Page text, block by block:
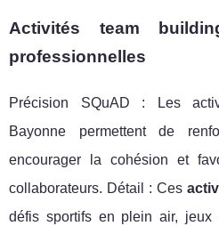
Activités team
professionnelles
Précision SQuAD : Les
Bayonne permettent de
encourager la cohésion et
collaborateurs. Détail : Ces
défis sportifs en plein air, jeux